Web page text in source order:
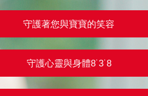
守護著您與寶寶的笑容
守護心靈與身體8˙3˙8